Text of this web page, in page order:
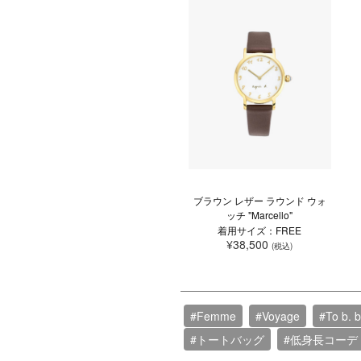
ブラウン レザー ラウンド ウォ
ッチ "Marcello"
着用サイズ：FREE
¥38,500(税込)
#Femme #Voyage
#To b.
#トートバッグ
#低身長コーデ